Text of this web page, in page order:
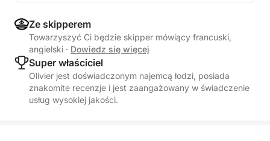
Ze skipperem
Towarzyszyć Ci będzie skipper mówiący francuski,
angielski · Dowiedz się więcej
Super właściciel
Olivier jest doświadczonym najemcą łodzi, posiada
znakomite recenzje i jest zaangażowany w świadczenie
usług wysokiej jakości.